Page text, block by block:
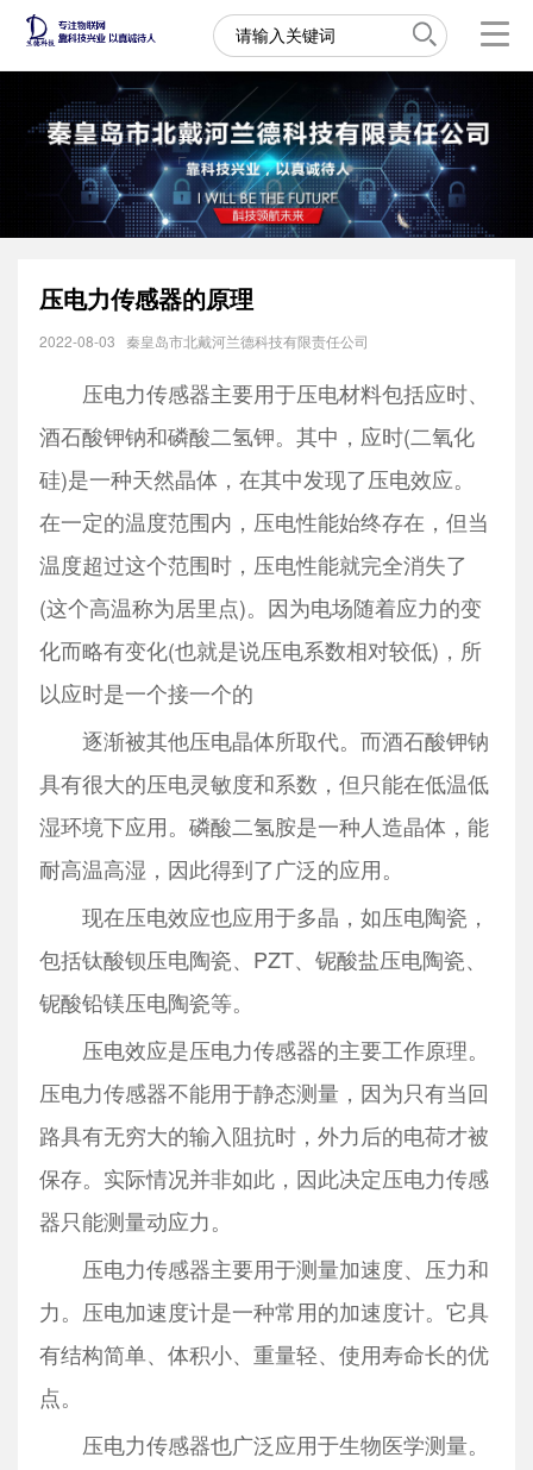
压电力传感器的原理
2022-08-03 秦皇岛市北戴河兰德科技有限责任公司
压电力传感器主要用于压电材料包括应时、
酒石酸钾钠和磷酸二氢钾。其中，应时(二氧化
硅)是一种天然晶体，在其中发现了压电效应。
在一定的温度范围内，压电性能始终存在，但当
温度超过这个范围时，压电性能就完全消失了
(这个高温称为居里点)。因为电场随着应力的变
化而略有变化(也就是说压电系数相对较低)，所
以应时是一个接一个的
逐渐被其他压电晶体所取代。而酒石酸钾钠
具有很大的压电灵敏度和系数，但只能在低温低
湿环境下应用。磷酸二氢胺是一种人造晶体，能
耐高温高湿，因此得到了广泛的应用。
现在压电效应也应用于多晶，如压电陶瓷，
包括钛酸钡压电陶瓷、PZT、铌酸盐压电陶瓷、
铌酸铅镁压电陶瓷等。
压电效应是压电力传感器的主要工作原理。
压电力传感器不能用于静态测量，因为只有当回
路具有无穷大的输入阻抗时，外力后的电荷才被
保存。实际情况并非如此，因此决定压电力传感
器只能测量动应力。
压电力传感器主要用于测量加速度、压力和
力。压电加速度计是一种常用的加速度计。它具
有结构简单、体积小、重量轻、使用寿命长的优
点。
压电力传感器也广泛应用于生物医学测量。